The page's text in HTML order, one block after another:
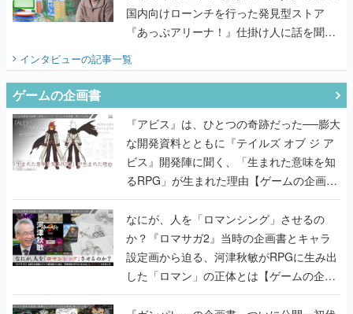
国内向けローンチを行った発見型ストア
『あっぷアリーナ！』仕掛け人に話を聞い
てみた
インタビューの記事一覧
ゲームの企画書
『アビス』は、ひとつの奇跡だった──膨大
な開発資料とともに『テイルズ オブ ジ ア
ビス』開発陣に聞く、「生まれた意味を知
るRPG」が生まれた理由【ゲームの企画
書】
なにが、人を「ロマンシング」させるの
か？『ロマサガ2』当時の企画書とキャラ
設定画から迫る、河津秋敏がRPGに生み出
した「ロマン」の正体とは【ゲームの企画
書】